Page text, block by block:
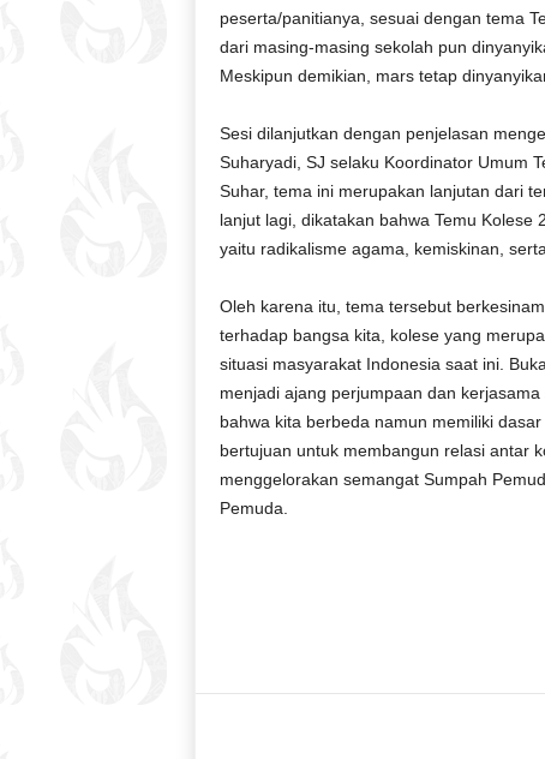
peserta/panitianya, sesuai dengan tema
dari masing-masing sekolah pun
Meskipun demikian, mars tetap
Sesi dilanjutkan dengan penjelasan
Suharyadi, SJ selaku Koordinator Umum
Suhar, tema ini merupakan lanjutan dari
lanjut lagi, dikatakan bahwa Temu Kolese
yaitu radikalisme agama, kemiskinan,
Oleh karena itu, tema tersebut
terhadap bangsa kita, kolese yang
situasi masyarakat Indonesia saat ini.
menjadi ajang perjumpaan dan
bahwa kita berbeda namun memiliki
bertujuan untuk membangun relasi antar
menggelorakan semangat Sumpah
Pemuda.